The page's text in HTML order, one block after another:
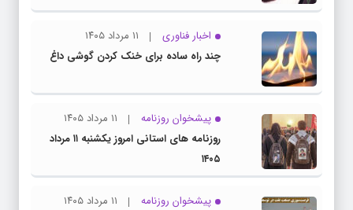
اخبار فناوری
۱۱ مرداد ۱۴۰۵
چند راه‌ ساده برای خنک کردن گوشی داغ
پیشخوان روزنامه
۱۱ مرداد ۱۴۰۵
روزنامه های استانی امروز یکشنبه ۱۱ مرداد
۱۴۰۵
پیشخوان روزنامه
۱۱ مرداد ۱۴۰۵